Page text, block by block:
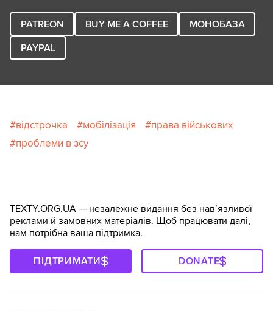
PATREON BUY ME A COFFEE
МОНОБАЗА
PAYPAL
відстрочка мобілізація
права військових
проблеми в зсу
TEXTY.ORG.UA — незалежне видання без навʼязливої
реклами й замовних матеріалів. Щоб працювати далі,
нам потрібна ваша підтримка.
ПІДТРИМАТИ DONATE